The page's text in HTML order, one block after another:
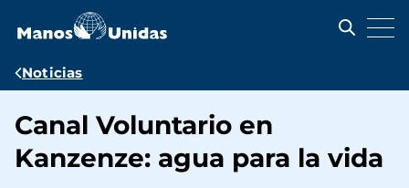
contenido
Ruta
navegación
Noticias
Canal Voluntario en
Kanzenze: agua para la vida